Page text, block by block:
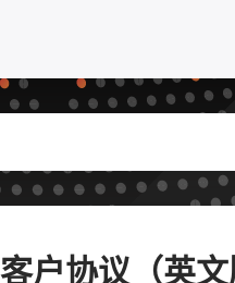
协议（英文